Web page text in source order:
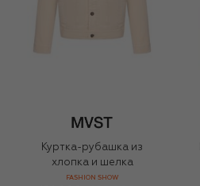
Куртка-рубашка из
хлопка и шелка
FASHION SHOW